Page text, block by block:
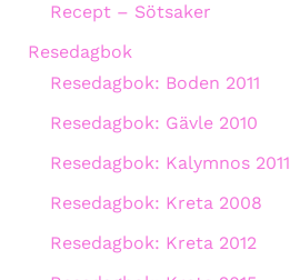
Recept – Sötsaker
Resedagbok
Resedagbok: Boden 2011
Resedagbok: Gävle 2010
Resedagbok: Kalymnos 2011
Resedagbok: Kreta 2008
Resedagbok: Kreta 2012